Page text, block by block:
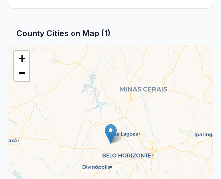
County Cities on Map (1)
+
−